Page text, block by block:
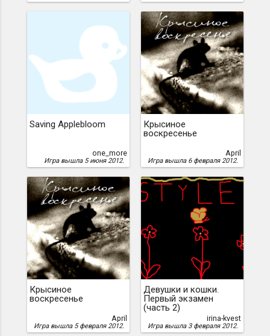
Saving Applebloom
one_more
Игра вышла 5 июня 2012.
Крысиное
воскресенье
April
Игра вышла 6 февраля 2012.
Крысиное
воскресенье
April
Игра вышла 5 февраля 2012.
Девушки и кошки.
Первый экзамен
(часть 2)
irina-kvest
Игра вышла 3 февраля 2012.